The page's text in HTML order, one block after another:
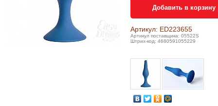
Добавить в корзину
Артикул: ED223655
Артикул поставщика: 05522S
Штрих-код: 4680591055229